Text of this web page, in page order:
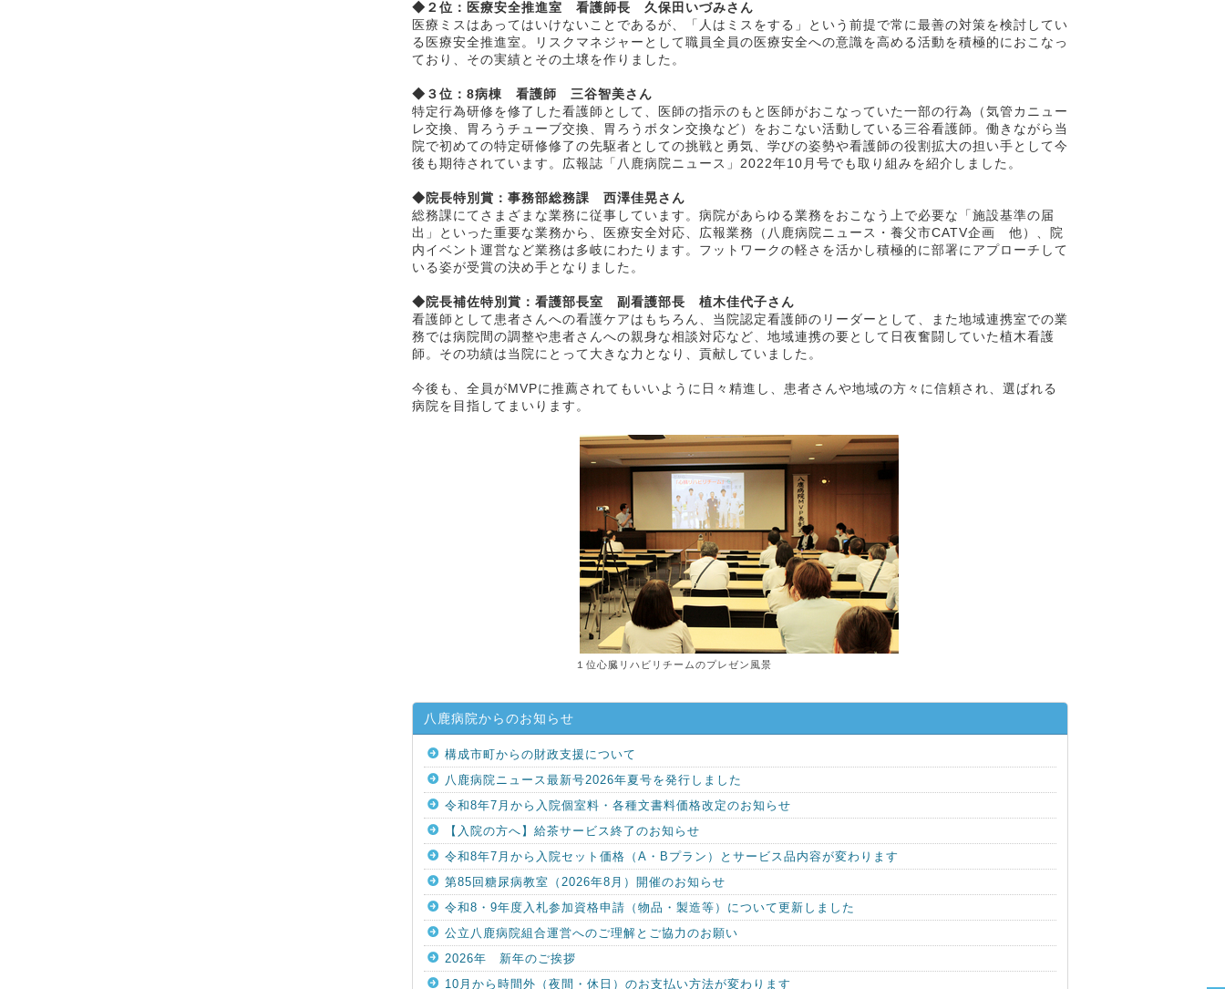
◆２位：医療安全推進室 看護師長 久保田いづみさん
医療ミスはあってはいけないことであるが、「人はミスをする」という前提で常に最善の対策を検討してい
る医療安全推進室。リスクマネジャーとして職員全員の医療安全への意識を高める活動を積極的におこなっ
ており、その実績とその土壌を作りました。
◆３位：8病棟 看護師 三谷智美さん
特定行為研修を修了した看護師として、医師の指示のもと医師がおこなっていた一部の行為（気管カニュー
レ交換、胃ろうチューブ交換、胃ろうボタン交換など）をおこない活動している三谷看護師。働きながら当
院で初めての特定研修修了の先駆者としての挑戦と勇気、学びの姿勢や看護師の役割拡大の担い手として今
後も期待されています。広報誌「八鹿病院ニュース」2022年10月号でも取り組みを紹介しました。
◆院長特別賞：事務部総務課 西澤佳晃さん
総務課にてさまざまな業務に従事しています。病院があらゆる業務をおこなう上で必要な「施設基準の届
出」といった重要な業務から、医療安全対応、広報業務（八鹿病院ニュース・養父市CATV企画 他）、院
内イベント運営など業務は多岐にわたります。フットワークの軽さを活かし積極的に部署にアプローチして
いる姿が受賞の決め手となりました。
◆院長補佐特別賞：看護部長室 副看護部長 植木佳代子さん
看護師として患者さんへの看護ケアはもちろん、当院認定看護師のリーダーとして、また地域連携室での業
務では病院間の調整や患者さんへの親身な相談対応など、地域連携の要として日夜奮闘していた植木看護
師。その功績は当院にとって大きな力となり、貢献していました。
今後も、全員がMVPに推薦されてもいいように日々精進し、患者さんや地域の方々に信頼され、選ばれる
病院を目指してまいります。
１位心臓リハビリチームのプレゼン風景
八鹿病院からのお知らせ
構成市町からの財政支援について
八鹿病院ニュース最新号2026年夏号を発行しました
令和8年7月から入院個室料・各種文書料価格改定のお知らせ
【入院の方へ】給茶サービス終了のお知らせ
令和8年7月から入院セット価格（A・Bプラン）とサービス品内容が変わります
第85回糖尿病教室（2026年8月）開催のお知らせ
令和8・9年度入札参加資格申請（物品・製造等）について更新しました
公立八鹿病院組合運営へのご理解とご協力のお願い
2026年 新年のご挨拶
10月から時間外（夜間・休日）のお支払い方法が変わります